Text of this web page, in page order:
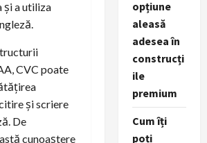
și a utiliza
CVC poate
și scriere
De
cunoaștere
opțiune
aleasă
adesea în
construcți
ile
premium
Cum îți
poți